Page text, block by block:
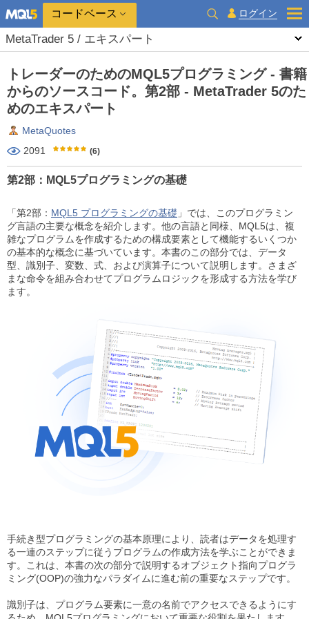
コードベース ログイン
MetaTrader 5 / エキスパート
トレーダーのためのMQL5プログラミング - 書籍
からのソースコード。第2部 - MetaTrader 5のた
めのエキスパート
MetaQuotes
2091
(6)
第2部：MQL5プログラミングの基礎
「第2部： MQL5 プログラミングの基礎 」では、このプログラミン
グ言語の主要な概念を紹介します。他の言語と同様、MQL5は、複
雑なプログラムを作成するための構成要素として機能するいくつか
の基本的な概念に基づいています。本書のこの部分では、データ
型、識別子、変数、式、および演算子について説明します。さまざ
まな命令を組み合わせてプログラムロジックを形成する方法を学び
ます。
手続き型プログラミングの基本原理により、読者はデータを処理す
る一連のステップに従うプログラムの作成方法を学ぶことができま
す。これは、本書の次の部分で説明するオブジェクト指向プログラ
ミング(OOP)の強力なパラダイムに進む前の重要なステップです。
識別子は、プログラム要素に一意の名前でアクセスできるようにす